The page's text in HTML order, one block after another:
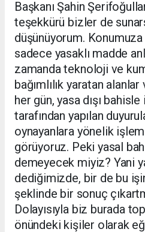
Başkanı Şahin
teşekkürü bizler de
düşünüyorum.
sadece yasaklı madde
zamanda teknoloji ve
bağımlılık yaratan
her gün, yasa dışı
tarafından yapılan
oynayanlara yönelik işlem
görüyoruz. Peki yasal
demeyecek miyiz? Yani
dediğimizde, bir de bu
şeklinde bir sonuç
Dolayısıyla biz burada
önündeki kişiler olarak